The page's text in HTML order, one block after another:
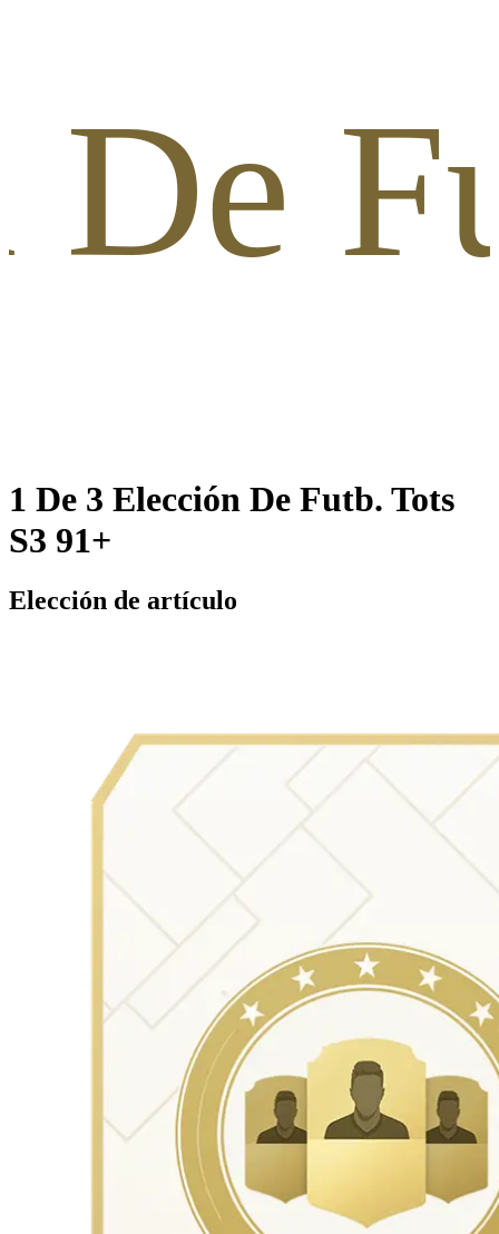
1 De 3 Elección De Futb. Tots
S3 91+
Elección de artículo